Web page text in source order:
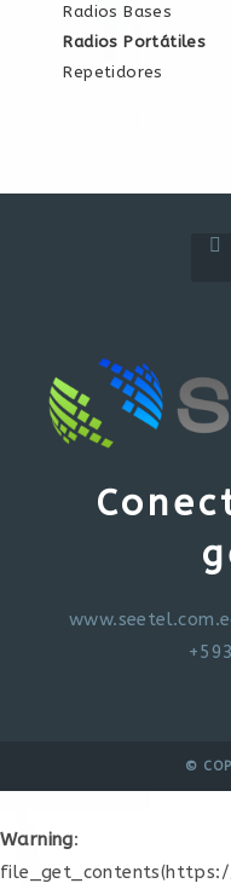
Radios Bases
Radios Portátiles
Repetidores
©
Warning: